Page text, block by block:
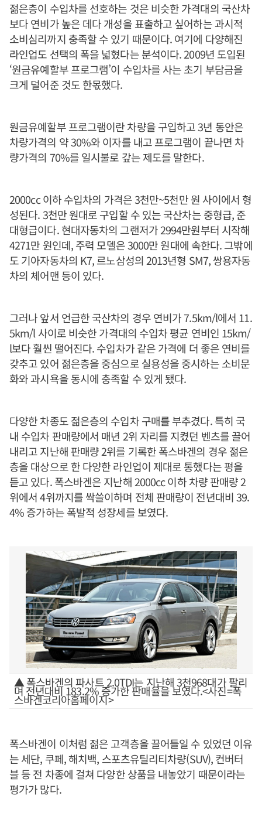
젊은층이 수입차를 선호하는 것은 비슷한 가격대의 국산차
보다 연비가 높은 데다 개성을 표출하고 싶어하는 과시적
소비심리까지 충족할 수 있기 때문이다. 여기에 다양해진
라인업도 선택의 폭을 넓혔다는 분석이다. 2009년 도입된
‘원금유예할부 프로그램’이 수입차를 사는 초기 부담금을
크게 덜어준 것도 한몫했다.
원금유예할부 프로그램이란 차량을 구입하고 3년 동안은
차량가격의 약 30%와 이자를 내고 프로그램이 끝나면 차
량가격의 70%를 일시불로 갚는 제도를 말한다.
2000cc 이하 수입차의 가격은 3천만~5천만 원 사이에서 형
성된다. 3천만 원대로 구입할 수 있는 국산차는 중형급, 준
대형급이다. 현대자동차의 그랜저가 2994만원부터 시작해
4271만 원인데, 주력 모델은 3000만 원대에 속한다. 그밖에
도 기아자동차의 K7, 르노삼성의 2013년형 SM7, 쌍용자동
차의 체어맨 등이 있다.
그러나 앞서 언급한 국산차의 경우 연비가 7.5km/l에서 11.
5km/l 사이로 비슷한 가격대의 수입차 평균 연비인 15km/
l보다 훨씬 떨어진다. 수입차가 같은 가격에 더 좋은 연비를
갖추고 있어 젊은층을 중심으로 실용성을 중시하는 소비문
화와 과시욕을 동시에 충족할 수 있게 됐다.
다양한 차종도 젊은층의 수입차 구매를 부추겼다. 특히 국
내 수입차 판매량에서 매년 2위 자리를 지켰던 벤츠를 끌어
내리고 지난해 판매량 2위를 기록한 폭스바겐의 경우 젊은
층을 대상으로 한 다양한 라인업이 제대로 통했다는 평을
듣고 있다. 폭스바겐은 지난해 2000cc 이하 차량 판매량 2
위에서 4위까지를 싹쓸이하며 전체 판매량이 전년대비 39.
4% 증가하는 폭발적 성장세를 보였다.
▲ 폭스바겐의 파사트 2.0TDI는 지난해 3천968대가 팔리
며 전년대비 183.2% 증가한 판매율을 보였다.<사진=폭
스바겐코리아홈페이지>
폭스바겐이 이처럼 젊은 고객층을 끌어들일 수 있었던 이유
는 세단, 쿠페, 해치백, 스포츠유틸리티차량(SUV), 컨버터
블 등 전 차종에 걸쳐 다양한 상품을 내놓았기 때문이라는
평가가 많다.